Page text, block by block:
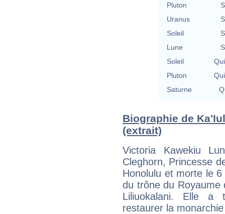
Pluton
Uranus
Soleil
Lune
Soleil
Pluton
Saturne
Biographie de
(extrait)
Victoria Kawekiu
Cleghorn, Princesse
Honolulu et morte le
du trône du Royaume
Liliuokalani. Elle a
restaurer la